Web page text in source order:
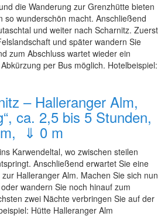
die Wanderung zur Grenzhütte bieten
so wunderschön macht. Anschließend
und weiter nach Scharnitz. Zuerst
und später wandern Sie
zum Abschluss wartet wieder ein
per Bus möglich. Hotelbeispiel:
– Halleranger Alm,
ca. 2,5 bis 5 Stunden,
⇓ 0 m
Karwendeltal, wo zwischen steilen
Anschließend erwartet Sie eine
Halleranger Alm. Machen Sie sich nun
wandern Sie noch hinauf zum
zwei Nächte verbringen Sie auf der
Hütte Halleranger Alm